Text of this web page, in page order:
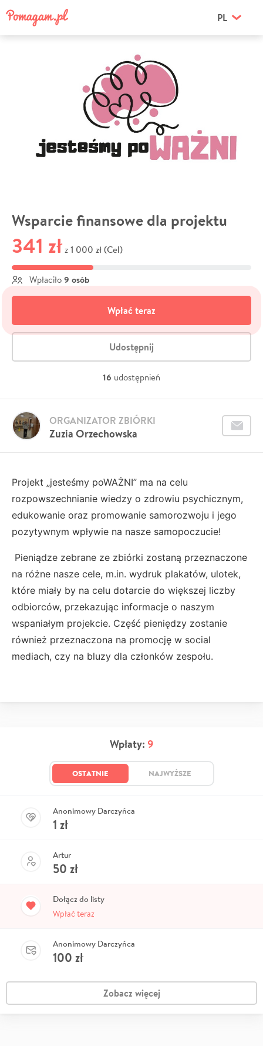
PL
Wsparcie finansowe dla projektu
341 zł z 1 000 zł (Cel)
Wpłaciło 9 osób
Wpłać teraz
Udostępnij
16 udostępnień
Zuzia Orzechowska
ORGANIZATOR ZBIÓRKI
Projekt „jesteśmy poWAŻNI” ma na celu
rozpowszechnianie wiedzy o zdrowiu psychicznym,
edukowanie oraz promowanie samorozwoju i jego
pozytywnym wpływie na nasze samopoczucie!
Pieniądze zebrane ze zbiórki zostaną przeznaczone
na różne nasze cele, m.in. wydruk plakatów, ulotek,
które miały by na celu dotarcie do większej liczby
odbiorców, przekazując informacje o naszym
wspaniałym projekcie. Część pieniędzy zostanie
również przeznaczona na promocję w social
mediach, czy na bluzy dla członków zespołu.
Wpłaty: 9
OSTATNIE NAJWYŻSZE
Anonimowy Darczyńca
1 zł
Artur
50 zł
Dołącz do listy
Wpłać teraz
Anonimowy Darczyńca
100 zł
Zobacz więcej